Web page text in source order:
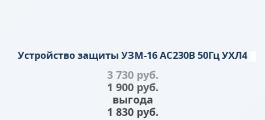
Устройство защиты УЗМ-16 АС230В 50Гц УХЛ4
3 730 руб.
1 900 руб.
выгода
1 830 руб.